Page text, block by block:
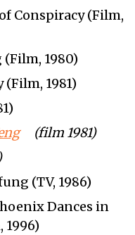
Conspiracy (Film,
1980)
1981)
(film 1981)
(TV, 1986)
Dances in
1996)